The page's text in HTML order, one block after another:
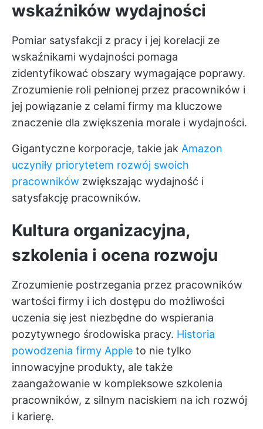
wskaźników wydajności
Pomiar satysfakcji z pracy i jej korelacji ze
wskaźnikami wydajności pomaga
zidentyfikować obszary wymagające poprawy.
Zrozumienie roli pełnionej przez pracowników i
jej powiązanie z celami firmy ma kluczowe
znaczenie dla zwiększenia morale i wydajności.
Gigantyczne korporacje, takie jak Amazon
uczyniły priorytetem rozwój swoich
pracowników zwiększając wydajność i
satysfakcję pracowników.
Kultura organizacyjna,
szkolenia i ocena rozwoju
Zrozumienie postrzegania przez pracowników
wartości firmy i ich dostępu do możliwości
uczenia się jest niezbędne do wspierania
pozytywnego środowiska pracy. Historia
powodzenia firmy Apple to nie tylko
innowacyjne produkty, ale także
zaangażowanie w kompleksowe szkolenia
pracowników, z silnym naciskiem na ich rozwój
i karierę.